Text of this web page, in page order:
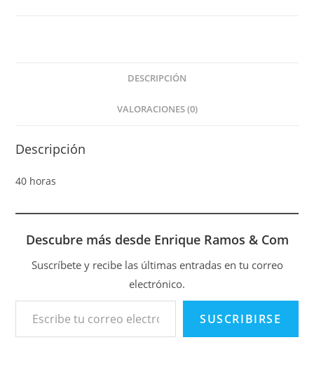
DESCRIPCIÓN
VALORACIONES (0)
Descripción
40 horas
Descubre más desde Enrique Ramos & Com
Suscríbete y recibe las últimas entradas en tu correo
electrónico.
Escribe tu correo electrónico…
SUSCRIBIRSE